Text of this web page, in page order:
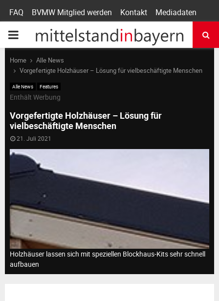
FAQ BVMW Mitglied werden Kontakt Mediadaten
P
R
M
A
M
E
N
Home
Alle News
Vorgefertigte Holzhäuser – Lösung für vielbeschäftigte Menschen
Alle News Features
Enthält Werbung
Vorgefertigte Holzhäuser – Lösung für
vielbeschäftigte Menschen
21. Juli 2021
Holzhäuser lassen sich mit speziellen Blockhaus-Kits sehr schnell
aufbauen